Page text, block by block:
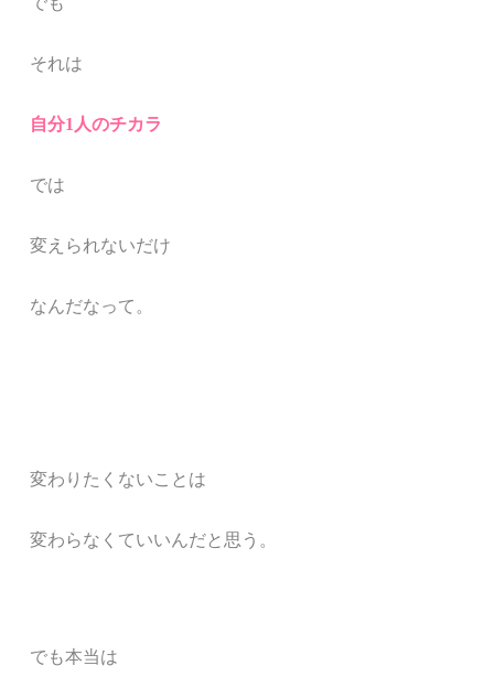
それは
自分1人のチカラ
では
変えられないだけ
なんだなって。
変わりたくないことは
変わらなくていいんだと思う。
でも本当は